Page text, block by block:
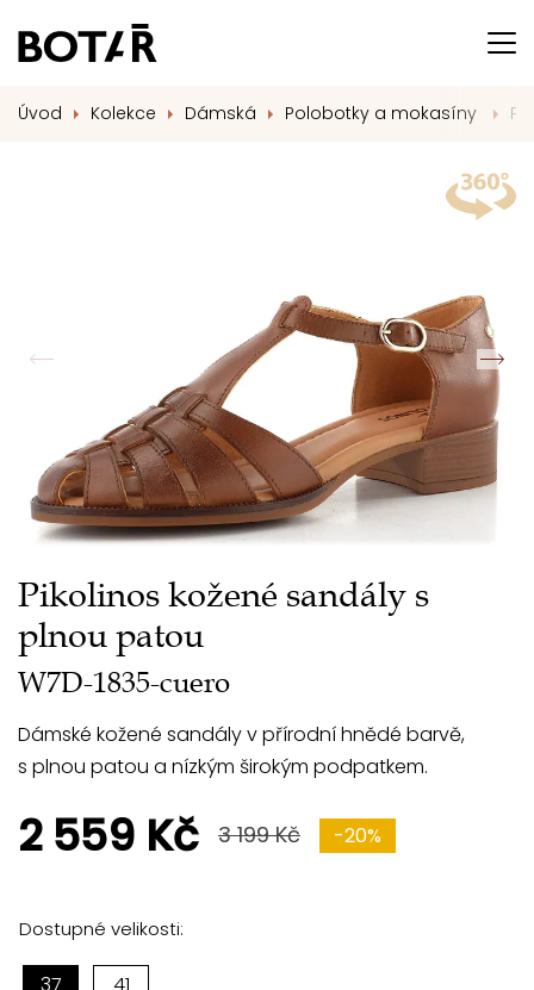
Úvod Kolekce Dámská Polobotky a mokasíny
Pikolinos kožené sandály s
plnou patou
W7D-1835-cuero
Dámské kožené sandály v přírodní hnědé barvě,
s plnou patou a nízkým širokým podpatkem.
2 559 Kč 3 199 Kč -20%
Dostupné velikosti:
37 41